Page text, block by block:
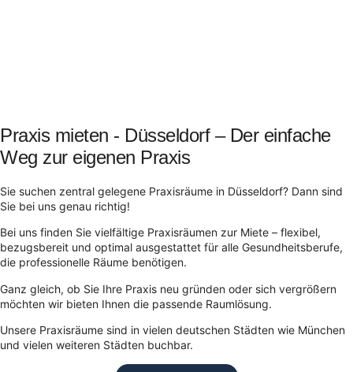
Praxis mieten - Düsseldorf – Der einfache
Weg zur eigenen Praxis
Sie suchen zentral gelegene Praxisräume in Düsseldorf? Dann sind
Sie bei uns genau richtig!
Bei uns finden Sie vielfältige Praxisräumen zur Miete – flexibel,
bezugsbereit und optimal ausgestattet für alle Gesundheitsberufe,
die professionelle Räume benötigen.
Ganz gleich, ob Sie Ihre Praxis neu gründen oder sich vergrößern
möchten wir bieten Ihnen die passende Raumlösung.
Unsere Praxisräume sind in vielen deutschen Städten wie München
und vielen weiteren Städten buchbar.